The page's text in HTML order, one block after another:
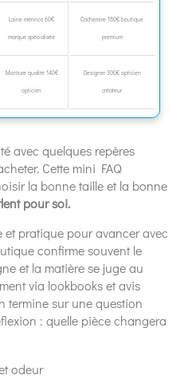
Laine mérinos 60€
marque spécialisée
Cachemire 180€ boutique
premium
Monture qualité 140€
opticien
Designer 300€ opticien
créateur
avec quelques repères
Cette mini FAQ
la bonne taille et la bonne
pour soi.
et pratique pour avancer avec
confirme souvent le
et la matière se juge au
via lookbooks et avis
termine sur une question
: quelle pièce changera
odeur